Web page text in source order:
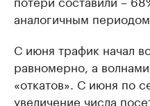
аналогичным
С июня трафик начал
равномерно, а
«откатов». С июня по
увеличение числа